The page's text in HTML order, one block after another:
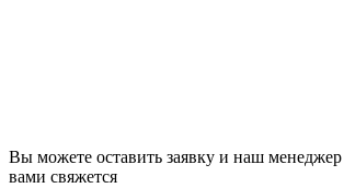
Вы можете оставить заявку и наш менеджер
вами свяжется